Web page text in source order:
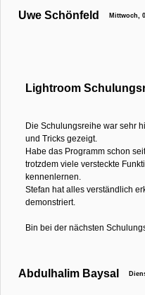
Uwe Schönfeld Mittwoch,
Lightroom
Die Schulungsreihe war sehr
und Tricks gezeigt.
Habe das Programm schon
trotzdem viele versteckte
kennenlernen.
Stefan hat alles verständlich
demonstriert.
Bin bei der nächsten
Abdulhalim Baysal